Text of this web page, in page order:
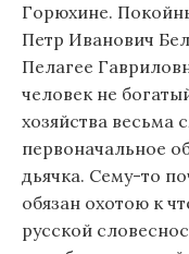
Горюхине.
Петр Иванович
Пелагее
человек не
хозяйства
первоначальное
дьячка. Сему-то
обязан охотою к
русской